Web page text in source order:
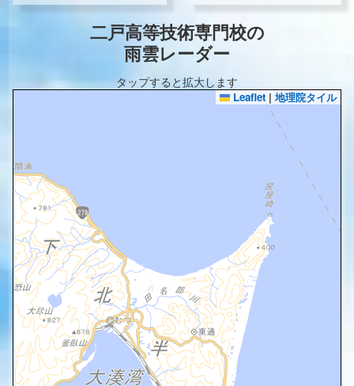
二戸高等技術専門校の
雨雲レーダー
タップすると拡大します
Leaflet | 地理院タイル